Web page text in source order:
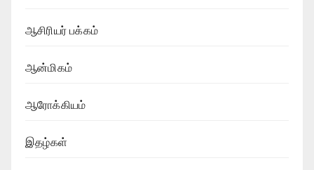
ஆசிரியர் பக்கம்
ஆன்மிகம்
ஆரோக்கியம்
இதழ்கள்